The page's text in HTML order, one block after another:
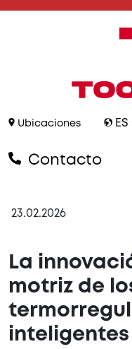
Ubicaciones ES
Contacto
23.02.2026
La
motriz de